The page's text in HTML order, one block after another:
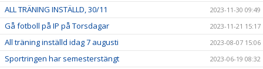
ALL TRÄNING INSTÄLLD, 30/11 2023-11-30 09:49
Gå fotboll på IP på Torsdagar 2023-11-21 15:17
All träning inställd idag 7 augusti 2023-08-07 15:06
Sportringen har semesterstängt 2023-06-19 08:32